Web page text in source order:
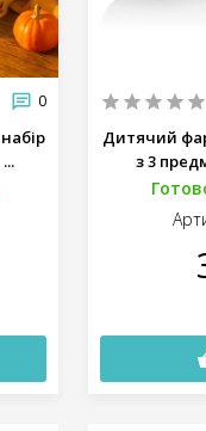
0
Дитячий
з 3